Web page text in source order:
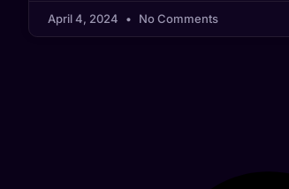
April 4, 2024 No Comments